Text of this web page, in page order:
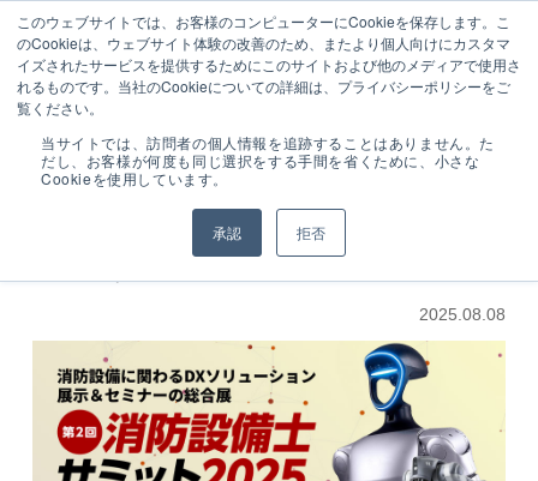
このウェブサイトでは、お客様のコンピューターにCookieを保存します。こ
のCookieは、ウェブサイト体験の改善のため、またより個人向けにカスタマ
イズされたサービスを提供するためにこのサイトおよび他のメディアで使用さ
れるものです。当社のCookieについての詳細は、プライバシーポリシーをご
覧ください。
当サイトでは、訪問者の個人情報を追跡することはありません。た
だし、お客様が何度も同じ選択をする手間を省くために、小さな
Cookieを使用しています。
承認 拒否
設備工事のトータル業務シス
テム販売
受付時間 9:00～
17:00 (土･日･祝日
を除く)
ー様
専用
ログ
イン
NEWS
新着情報
第2回 消防設備士サミット2025に出展い
2025.08.08